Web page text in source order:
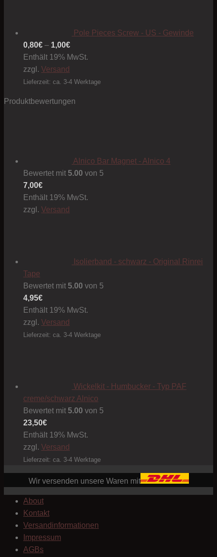
Pole Pieces Screw - US - Gewinde
0,80€ – 1,00€Preisspanne:
0,80€
1,00€
Enthält 19% MwSt.
zzgl. Versand
Lieferzeit: ca. 3-4 Werktage
Produktbewertungen
Alnico Bar Magnet - Alnico 4
Bewertet mit 5.00 von 5
7,00€
Enthält 19% MwSt.
zzgl. Versand
Isolierband - schwarz - Original Rinrei
Tape
Bewertet mit 5.00 von 5
4,95€
Enthält 19% MwSt.
zzgl. Versand
Lieferzeit: ca. 3-4 Werktage
Wickelkit - Humbucker - Typ PAF
creme/schwarz Alnico
Bewertet mit 5.00 von 5
23,50€
Enthält 19% MwSt.
zzgl. Versand
Lieferzeit: ca. 3-4 Werktage
Wir versenden unsere Waren mit
About
Kontakt
Versandinformationen
Impressum
AGBs